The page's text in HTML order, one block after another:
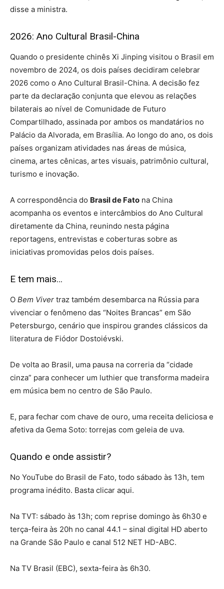
disse a ministra.
2026: Ano Cultural Brasil-China
Quando o presidente chinês Xi Jinping visitou o Brasil em
novembro de 2024, os dois países decidiram celebrar
2026 como o Ano Cultural Brasil-China. A decisão fez
parte da declaração conjunta que elevou as relações
bilaterais ao nível de Comunidade de Futuro
Compartilhado, assinada por ambos os mandatários no
Palácio da Alvorada, em Brasília. Ao longo do ano, os dois
países organizam atividades nas áreas de música,
cinema, artes cênicas, artes visuais, patrimônio cultural,
turismo e inovação.
A correspondência do Brasil de Fato na China
acompanha os eventos e intercâmbios do Ano Cultural
diretamente da China, reunindo nesta página
reportagens, entrevistas e coberturas sobre as
iniciativas promovidas pelos dois países.
E tem mais…
O Bem Viver traz também desembarca na Rússia para
vivenciar o fenômeno das “Noites Brancas” em São
Petersburgo, cenário que inspirou grandes clássicos da
literatura de Fiódor Dostoiévski.
De volta ao Brasil, uma pausa na correria da “cidade
cinza” para conhecer um luthier que transforma madeira
em música bem no centro de São Paulo.
E, para fechar com chave de ouro, uma receita deliciosa e
afetiva da Gema Soto: torrejas com geleia de uva.
Quando e onde assistir?
No YouTube do Brasil de Fato, todo sábado às 13h, tem
programa inédito. Basta clicar aqui.
Na TVT: sábado às 13h; com reprise domingo às 6h30 e
terça-feira às 20h no canal 44.1 – sinal digital HD aberto
na Grande São Paulo e canal 512 NET HD-ABC.
Na TV Brasil (EBC), sexta-feira às 6h30.